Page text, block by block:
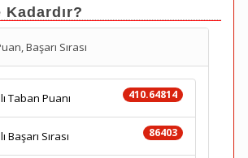
Kadardır?
Başarı Sırası
410.64814
Taban Puanı
86403
Başarı Sırası